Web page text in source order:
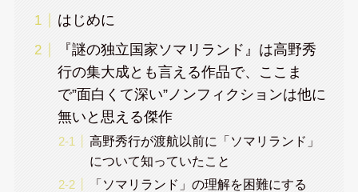
はじめに
『謎の独立国家ソマリランド』は高野秀
行の集大成とも言える作品で、ここま
で”面白くて深い”ノンフィクションは他に
無いと思える傑作
高野秀行が渡航以前に「ソマリランド」
について知っていたこと
「ソマリランド」の理解を困難にする